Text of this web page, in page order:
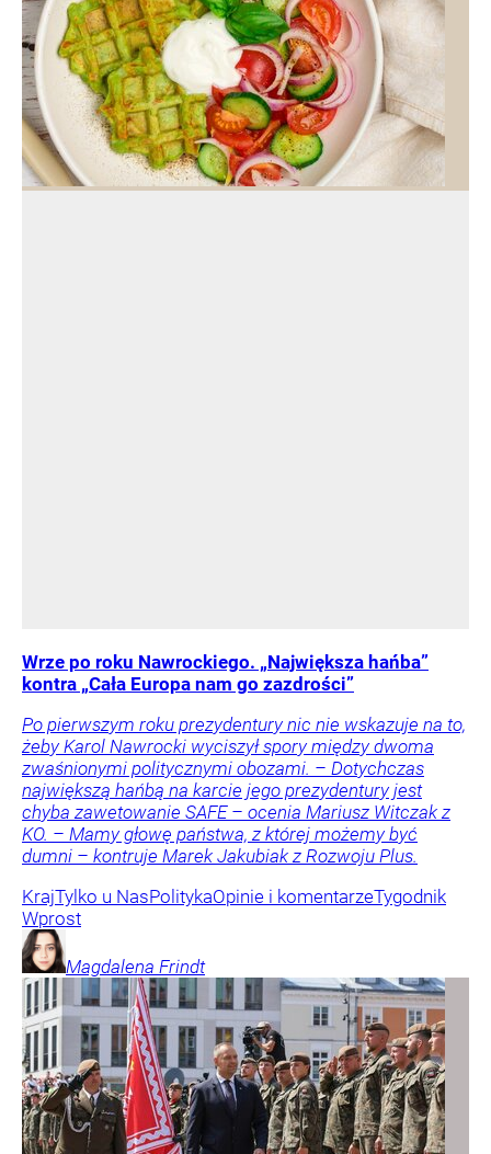
Wrze po roku Nawrockiego. „Największa hańba”
kontra „Cała Europa nam go zazdrości”
Po pierwszym roku prezydentury nic nie wskazuje na to,
żeby Karol Nawrocki wyciszył spory między dwoma
zwaśnionymi politycznymi obozami. – Dotychczas
największą hańbą na karcie jego prezydentury jest
chyba zawetowanie SAFE – ocenia Mariusz Witczak z
KO. – Mamy głowę państwa, z której możemy być
dumni – kontruje Marek Jakubiak z Rozwoju Plus.
KrajTylko u NasPolitykaOpinie i komentarzeTygodnik
Wprost
Magdalena Frindt